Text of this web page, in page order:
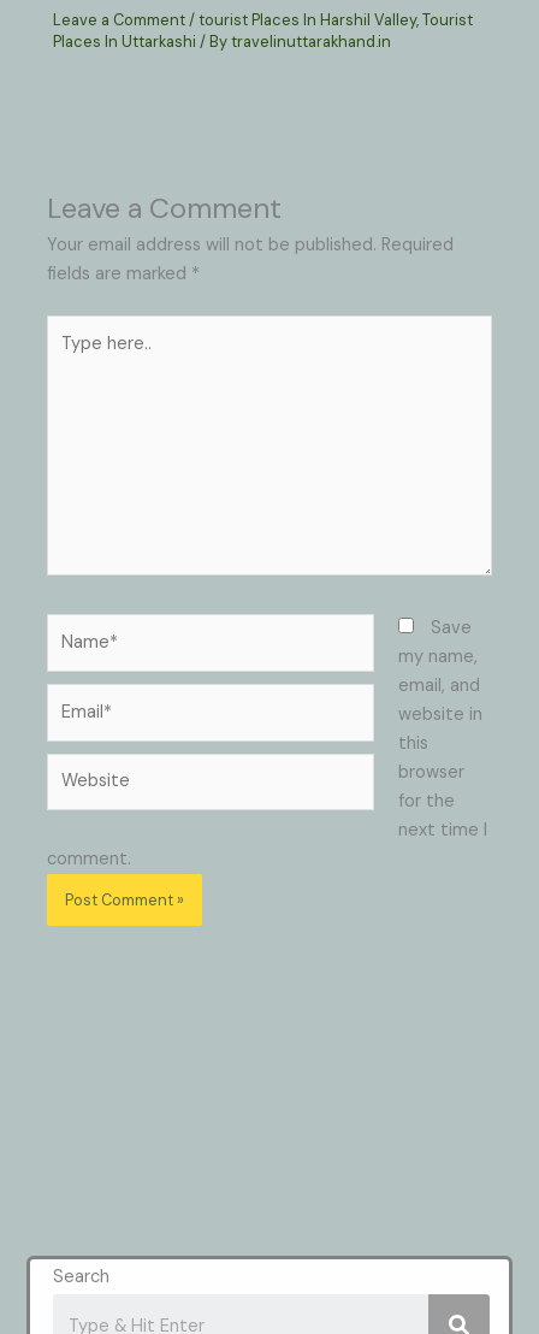
Leave a Comment/tourist Places In Harshil Valley,Tourist
Places In Uttarkashi / Bytravelinuttarakhand.in
Leave a Comment
Your email address will not be published. Required
fields are marked *
here..
Save
my name,
email, and
website in
this
browser
for the
next time I
comment.
Search